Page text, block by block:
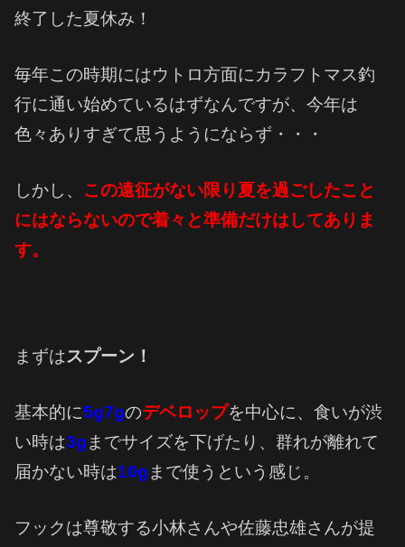
終了した夏休み！
毎年この時期にはウトロ方面にカラフトマス釣
行に通い始めているはずなんですが、今年は
色々ありすぎて思うようにならず・・・
しかし、 この遠征がない限り夏を過ごしたこと
にはならないので着々と準備だけはしてありま
す。
まずはスプーン！
基本的に5g7gのデベロップを中心に、食いが渋
い時は3gまでサイズを下げたり、群れが離れて
届かない時は10gまで使うという感じ。
フックは尊敬する小林さんや佐藤忠雄さんが提